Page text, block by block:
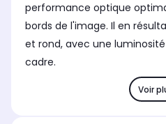
performance optique
bords de l'image. Il en
et rond, avec une
cadre.
Voir